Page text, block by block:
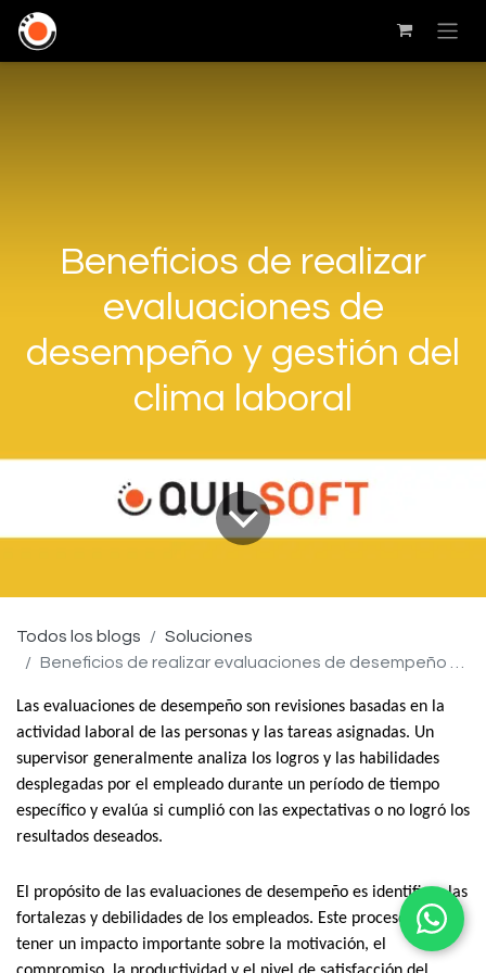
Beneficios de realizar
evaluaciones de
desempeño y gestión del
clima laboral
Todos los blogs
Soluciones
Beneficios de realizar evaluaciones de desempeño y gestión del clima laboral
Las evaluaciones de desempeño son revisiones basadas en la
actividad laboral de las personas y las tareas asignadas. Un
supervisor generalmente analiza los logros y las habilidades
desplegadas por el empleado durante un período de tiempo
específico y evalúa si cumplió con las expectativas o no logró los
resultados deseados.
El propósito de las evaluaciones de desempeño es identificar las
fortalezas y debilidades de los empleados. Este proceso puede
tener un impacto importante sobre la motivación, el